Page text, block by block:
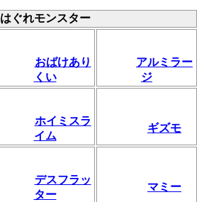
はぐれモンスター
おばけあり
くい
アルミラー
ジ
ホイミスラ
イム
ギズモ
デスフラッ
ター
マミー